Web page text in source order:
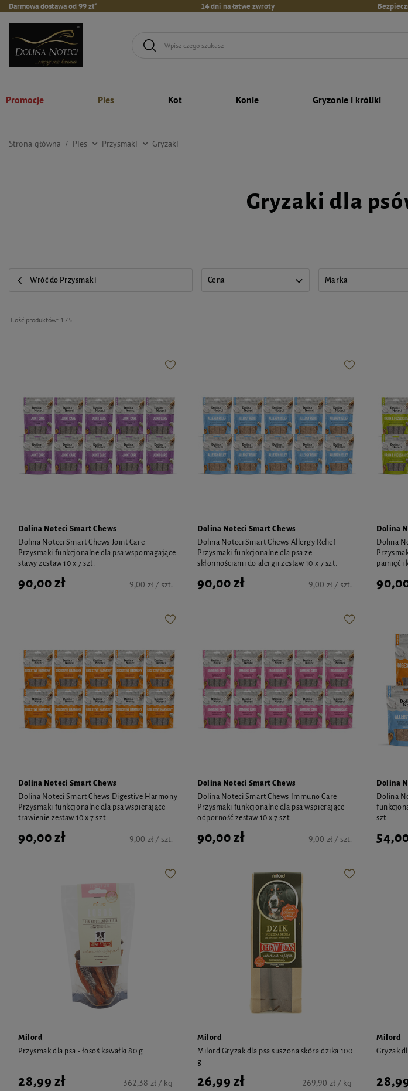
Darmowa dostawa od 99 zł* 14 dni na łatwe zwroty
Promocje Pies Kot Konie Gryzonie i króliki
Strona główna Pies Przysmaki Gryzaki
Gryzaki dla
Wróć do Przysmaki Cena Marka
Ilość produktów: 175
Dolina Noteci Smart Chews
Dolina Noteci Smart Chews Joint Care
Przysmaki funkcjonalne dla psa wspomagające
stawy zestaw 10 x 7 szt.
90,00 zł 9,00 zł / szt.
Dolina Noteci Smart Chews
Dolina Noteci Smart Chews Allergy Relief
Przysmaki funkcjonalne dla psa ze
skłonnościami do alergii zestaw 10 x 7 szt.
90,00 zł 9,00 zł / szt.
Dolina
Dolina
pamięć i
Dolina Noteci Smart Chews
Dolina Noteci Smart Chews Digestive Harmony
Przysmaki funkcjonalne dla psa wspierające
trawienie zestaw 10 x 7 szt.
90,00 zł 9,00 zł / szt.
Dolina Noteci Smart Chews
Dolina Noteci Smart Chews Immuno Care
Przysmaki funkcjonalne dla psa wspierające
odporność zestaw 10 x 7 szt.
90,00 zł 9,00 zł / szt.
Dolina
Dolina
szt.
Milord
Przysmak dla psa - łosoś kawałki 80 g
28,99 zł 362,38 zł / kg
Milord
Milord Gryzak dla psa suszona skóra dzika 100
g
26,99 zł 269,90 zł / kg
Milord
Gryzak